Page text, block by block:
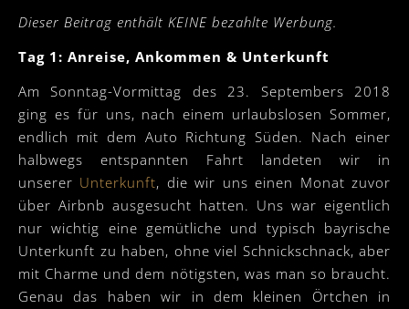
Dieser Beitrag enthält KEINE bezahlte Werbung.
Tag 1: Anreise, Ankommen & Unterkunft
Am Sonntag-Vormittag des 23. Septembers 2018
ging es für uns, nach einem urlaubslosen Sommer,
endlich mit dem Auto Richtung Süden. Nach einer
halbwegs entspannten Fahrt landeten wir in
unserer Unterkunft, die wir uns einen Monat zuvor
über Airbnb ausgesucht hatten. Uns war eigentlich
nur wichtig eine gemütliche und typisch bayrische
Unterkunft zu haben, ohne viel Schnickschnack, aber
mit Charme und dem nötigsten, was man so braucht.
Genau das haben wir in dem kleinen Örtchen in